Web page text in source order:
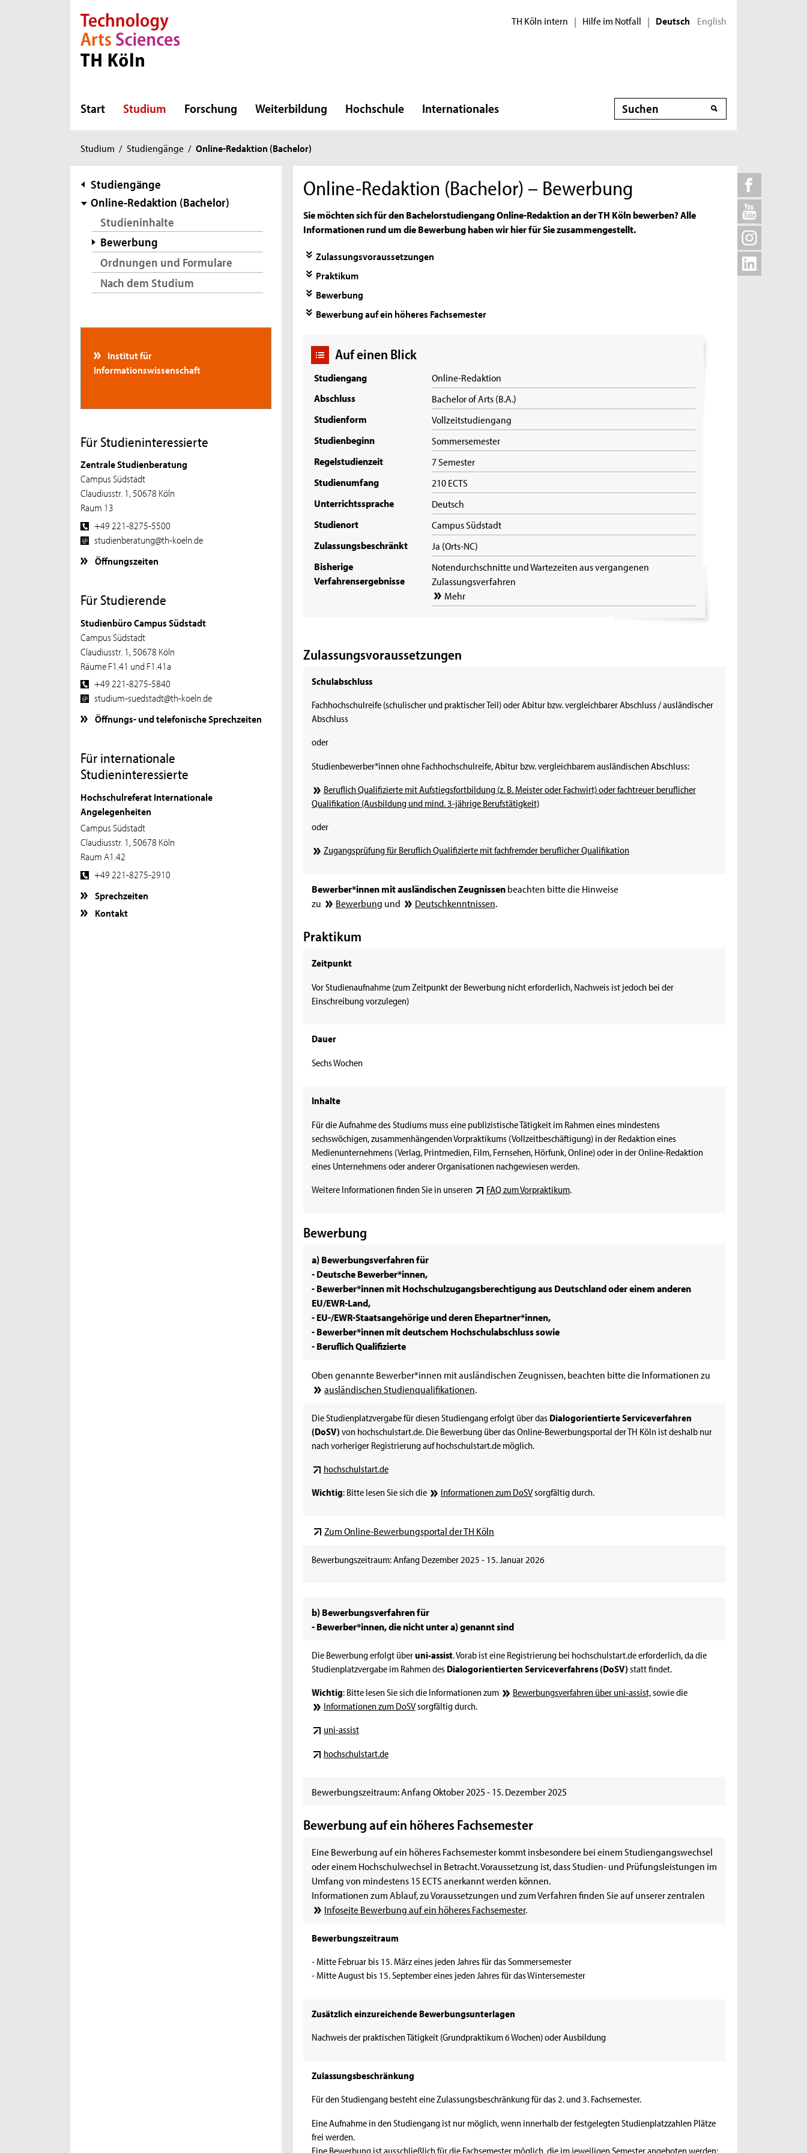
Direkt zur Hauptnavigation
Direkt zur Subnavigation
Direkt zum Inhalt
Direkt zum Fußbereich TH Köln intern | Hilfe im Notfall | Deutsch English
Start Studium Forschung Weiterbildung Hochschule Internationales Suche
Sie
hier:
Studium / Studiengänge / Online-Redaktion (Bachelor)
Subnavigation
Studiengänge
Online-Redaktion (Bachelor)
Studieninhalte
Bewerbung
Ordnungen und Formulare
Nach dem Studium
Institut für
Informationswissenschaft
Für Studieninteressierte
Zentrale Studienberatung
Campus Südstadt
Claudiusstr. 1, 50678 Köln
Raum 13
+49 221-8275-5500
studienberatung@th-koeln.de
Öffnungszeiten
Für Studierende
Studienbüro Campus Südstadt
Campus Südstadt
Claudiusstr. 1, 50678 Köln
Räume F1.41 und F1.41a
+49 221-8275-5840
studium-suedstadt@th-koeln.de
Öffnungs- und telefonische Sprechzeiten
Für internationale
Studieninteressierte
Hochschulreferat Internationale
Angelegenheiten
Campus Südstadt
Claudiusstr. 1, 50678 Köln
Raum A1.42
+49 221-8275-2910
Sprechzeiten
Kontakt
Online-Redaktion (Bachelor) – Bewerbung
Sie möchten sich für den Bachelorstudiengang Online-Redaktion an der TH Köln bewerben? Alle
Informationen rund um die Bewerbung haben wir hier für Sie zusammengestellt.
Zulassungsvoraussetzungen
Praktikum
Bewerbung
Bewerbung auf ein höheres Fachsemester
Auf einen Blick
Studiengang
Online-Redaktion
Abschluss
Bachelor of Arts (B.A.)
Studienform
Vollzeitstudiengang
Studienbeginn
Sommersemester
Regelstudienzeit
7 Semester
Studienumfang
210 ECTS
Unterrichtssprache
Deutsch
Studienort
Campus Südstadt
Zulassungsbeschränkt
Ja (Orts-NC)
Bisherige
Verfahrensergebnisse
Notendurchschnitte und Wartezeiten aus vergangenen
Zulassungsverfahren
Mehr
Zulassungsvoraussetzungen
Schulabschluss
Fachhochschulreife (schulischer und praktischer Teil) oder Abitur bzw. vergleichbarer Abschluss / ausländischer
Abschluss
oder
Studienbewerber*innen ohne Fachhochschulreife, Abitur bzw. vergleichbarem ausländischen Abschluss:
Beruflich Qualifizierte mit Aufstiegsfortbildung (z. B. Meister oder Fachwirt) oder fachtreuer beruflicher
Qualifikation (Ausbildung und mind. 3-jährige Berufstätigkeit)
oder
Zugangsprüfung für Beruflich Qualifizierte mit fachfremder beruflicher Qualifikation
Bewerber*innen mit ausländischen Zeugnissenbeachten bitte die Hinweise
zu
Bewerbung und Deutschkenntnissen.
Praktikum
Zeitpunkt
Vor Studienaufnahme (zum Zeitpunkt der Bewerbung nicht erforderlich, Nachweis ist jedoch bei der
Einschreibung vorzulegen)
Dauer
Sechs Wochen
Inhalte
Für die Aufnahme des Studiums muss eine publizistische Tätigkeit im Rahmen eines mindestens
sechswöchigen, zusammenhängenden Vorpraktikums (Vollzeitbeschäftigung) in der Redaktion eines
Medienunternehmens (Verlag, Printmedien, Film, Fernsehen, Hörfunk, Online) oder in der Online-Redaktion
eines Unternehmens oder anderer Organisationen nachgewiesen werden.
Weitere Informationen finden Sie in unseren
FAQ zum Vorpraktikum.
Bewerbung
a) Bewerbungsverfahren für
- Deutsche Bewerber*innen,
- Bewerber*innen mit Hochschulzugangsberechtigung aus Deutschland oder einem anderen
EU/EWR-Land,
- EU-/EWR-Staatsangehörige und deren Ehepartner*innen,
- Bewerber*innen mit deutschem Hochschulabschluss sowie
- Beruflich Qualifizierte
Oben genannte Bewerber*innen mit ausländischen Zeugnissen, beachten bitte die Informationen zu
ausländischen Studienqualifikationen.
Die Studienplatzvergabe für diesen Studiengang erfolgt über dasDialogorientierte Serviceverfahren
(DoSV)von hochschulstart.de. Die Bewerbung über das Online-Bewerbungsportal der TH Köln ist deshalb nur
nach vorheriger Registrierung auf hochschulstart.de möglich.
hochschulstart.de
Wichtig: Bitte lesen Sie sich die Informationen zum DoSVsorgfältig durch.
Zum Online-Bewerbungsportal der TH Köln
Bewerbungszeitraum: Anfang Dezember 2025 - 15. Januar 2026
b) Bewerbungsverfahren für
- Bewerber*innen, die nicht unter a) genannt sind
Die Bewerbung erfolgt überuni-assist. Vorab ist eine Registrierung bei hochschulstart.de erforderlich, da die
Studienplatzvergabe im Rahmen desDialogorientierten Serviceverfahrens (DoSV)statt findet.
Wichtig: Bitte lesen Sie sich die Informationen zum Bewerbungsverfahren über uni-assist,sowie die
Informationen zum DoSVsorgfältig durch.
uni-assist
hochschulstart.de
Bewerbungszeitraum: Anfang Oktober 2025 - 15. Dezember 2025
Bewerbung auf ein höheres Fachsemester
Eine Bewerbung auf ein höheres Fachsemester kommt insbesondere bei einem Studiengangswechsel
oder einem Hochschulwechsel in Betracht. Voraussetzung ist, dass Studien- und Prüfungsleistungen im
Umfang von mindestens 15 ECTS anerkannt werden können.
Informationen zum Ablauf, zu Voraussetzungen und zum Verfahren finden Sie auf unserer zentralen
Infoseite Bewerbung auf ein höheres Fachsemester.
Bewerbungszeitraum
- Mitte Februar bis 15. März eines jeden Jahres für das Sommersemester
- Mitte August bis 15. September eines jeden Jahres für das Wintersemester
Zusätzlich einzureichende Bewerbungsunterlagen
Nachweis der praktischen Tätigkeit (Grundpraktikum 6 Wochen) oder Ausbildung
Zulassungsbeschränkung
Für den Studiengang besteht eine Zulassungsbeschränkung für das 2. und 3. Fachsemester.
Eine Aufnahme in den Studiengang ist nur möglich, wenn innerhalb der festgelegten Studienplatzzahlen Plätze
frei werden.
Eine Bewerbung ist ausschließlich für die Fachsemester möglich, die im jeweiligen Semester angeboten werden: